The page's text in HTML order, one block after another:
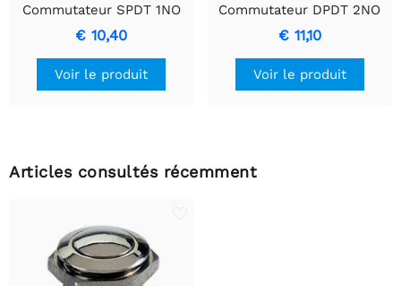
Commutateur SPDT 1NO
1NC avec Anneau Rouge
€ 10,40
Voir le produit
Commutateur DPDT 2NO
2NC
€ 11,10
Voir le produit
Articles consultés récemment